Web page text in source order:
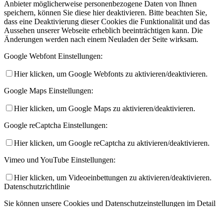
Anbieter möglicherweise personenbezogene Daten von Ihnen
speichern, können Sie diese hier deaktivieren. Bitte beachten Sie,
dass eine Deaktivierung dieser Cookies die Funktionalität und das
Aussehen unserer Webseite erheblich beeinträchtigen kann. Die
Änderungen werden nach einem Neuladen der Seite wirksam.
Google Webfont Einstellungen:
Hier klicken, um Google Webfonts zu aktivieren/deaktivieren.
Google Maps Einstellungen:
Hier klicken, um Google Maps zu aktivieren/deaktivieren.
Google reCaptcha Einstellungen:
Hier klicken, um Google reCaptcha zu aktivieren/deaktivieren.
Vimeo und YouTube Einstellungen:
Hier klicken, um Videoeinbettungen zu aktivieren/deaktivieren.
Datenschutzrichtlinie
Sie können unsere Cookies und Datenschutzeinstellungen im Detail